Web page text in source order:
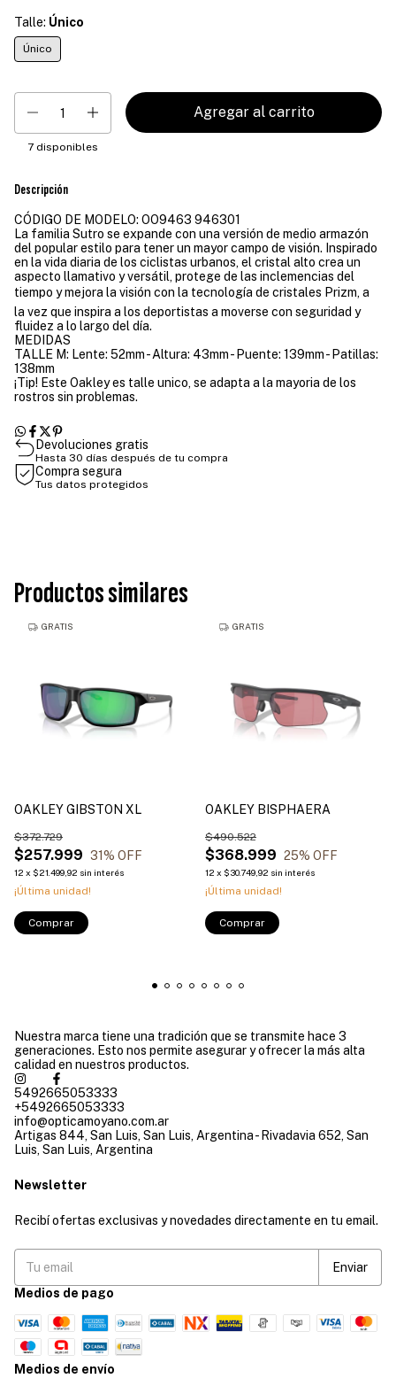
Talle: Único
Único
7 disponibles
Descripción
CÓDIGO DE MODELO: OO9463 946301
La familia Sutro se expande con una versión de medio armazón
del popular estilo para tener un mayor campo de visión. Inspirado
en la vida diaria de los ciclistas urbanos, el cristal alto crea un
aspecto llamativo y versátil, protege de las inclemencias del
tiempo y mejora la visión con la tecnología de cristales Prizm, a
la vez que inspira a los deportistas a moverse con seguridad y
fluidez a lo largo del día.
MEDIDAS
TALLE M: Lente: 52mm - Altura: 43mm - Puente: 139mm - Patillas:
138mm
¡Tip! Este Oakley es talle unico, se adapta a la mayoria de los
rostros sin problemas.
Devoluciones gratis
Hasta 30 días después de tu compra
Compra segura
Tus datos protegidos
Productos similares
GRATIS
OAKLEY GIBSTON XL
$257.999
$372.729
31% OFF
12 x $21.499,92 sin interés
¡Última unidad!
Comprar
GRATIS
OAKLEY BISPHAERA
$368.999
$490.522
25% OFF
12 x $30.749,92 sin interés
¡Última unidad!
Comprar
Nuestra marca tiene una tradición que se transmite hace 3
generaciones. Esto nos permite asegurar y ofrecer la más alta
calidad en nuestros productos.
5492665053333
+5492665053333
info@opticamoyano.com.ar
Artigas 844, San Luis, San Luis, Argentina - Rivadavia 652, San
Luis, San Luis, Argentina
Newsletter
Recibí ofertas exclusivas y novedades directamente en tu email.
Medios de pago
Medios de envío